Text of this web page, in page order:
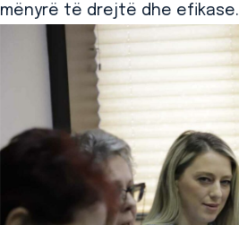
mënyrë të drejtë dhe efikase.